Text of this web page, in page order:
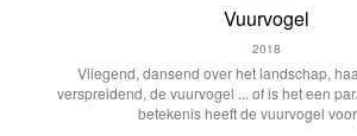
Vuurvogel
2018
Vliegend, dansend over het landschap,
verspreidend, de vuurvogel ... of is het een
betekenis heeft de vuurvogel